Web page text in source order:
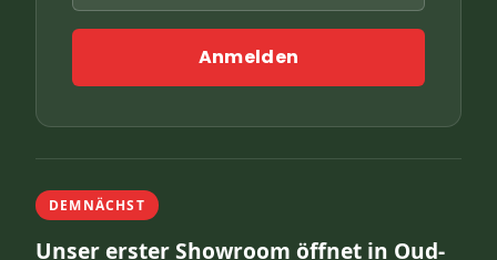
Anmelden
DEMNÄCHST
Unser erster Showroom öffnet in Oud-